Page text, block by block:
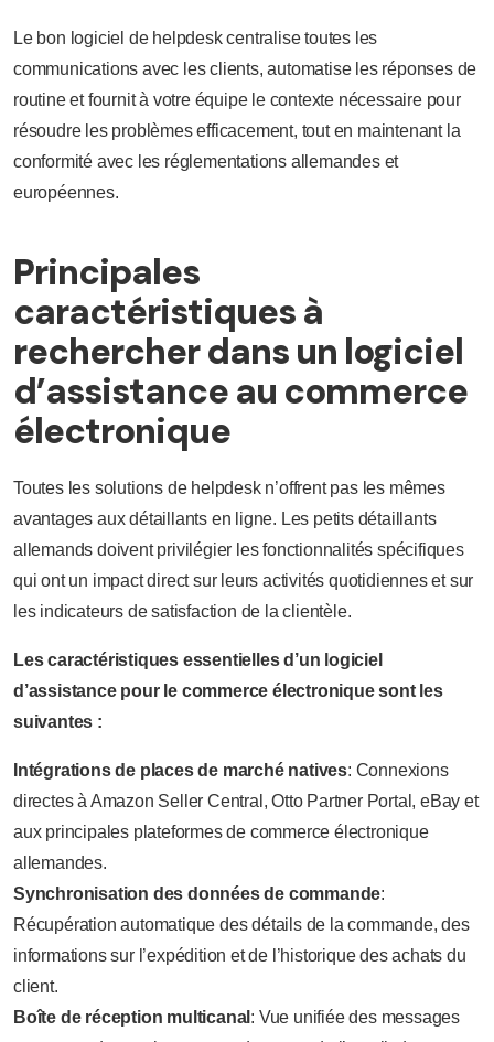
Le bon logiciel de helpdesk centralise toutes les
communications avec les clients, automatise les réponses de
routine et fournit à votre équipe le contexte nécessaire pour
résoudre les problèmes efficacement, tout en maintenant la
conformité avec les réglementations allemandes et
européennes.
Principales
caractéristiques à
rechercher dans un logiciel
d’assistance au commerce
électronique
Toutes les solutions de helpdesk n’offrent pas les mêmes
avantages aux détaillants en ligne. Les petits détaillants
allemands doivent privilégier les fonctionnalités spécifiques
qui ont un impact direct sur leurs activités quotidiennes et sur
les indicateurs de satisfaction de la clientèle.
Les caractéristiques essentielles d’un logiciel
d’assistance pour le commerce électronique sont les
suivantes :
Intégrations de places de marché natives: Connexions
directes à Amazon Seller Central, Otto Partner Portal, eBay et
aux principales plateformes de commerce électronique
allemandes.
Synchronisation des données de commande:
Récupération automatique des détails de la commande, des
informations sur l’expédition et de l’historique des achats du
client.
Boîte de réception multicanal : Vue unifiée des messages